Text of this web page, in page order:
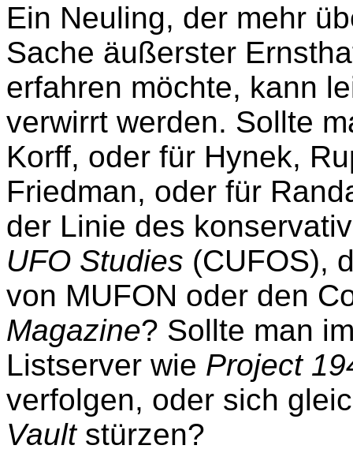
Ein Neuling, der mehr
Sache äußerster
erfahren möchte, kann
verwirrt werden. Sollte
Korff, oder für Hynek,
Friedman, oder für
der Linie des
UFO Studies (CUFOS),
von MUFON oder den
Magazine? Sollte man
Listserver wie Project
verfolgen, oder sich
Vaultstürzen?